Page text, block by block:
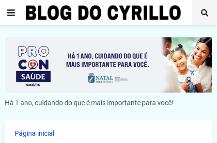
Há 1 ano, cuidando do que é mais importante para você!
Página inicial